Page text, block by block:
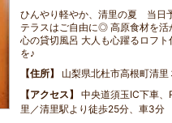
ひんやり軽やか、清里の夏 当日
テラスはご自由に◎ 高原食材を活
心の貸切風呂 大人も心躍るロフ
を♪
住所
山梨県北杜市高根町清里
アクセス
中央道須玉IC下車
里／清里駅より徒歩25分、車3分